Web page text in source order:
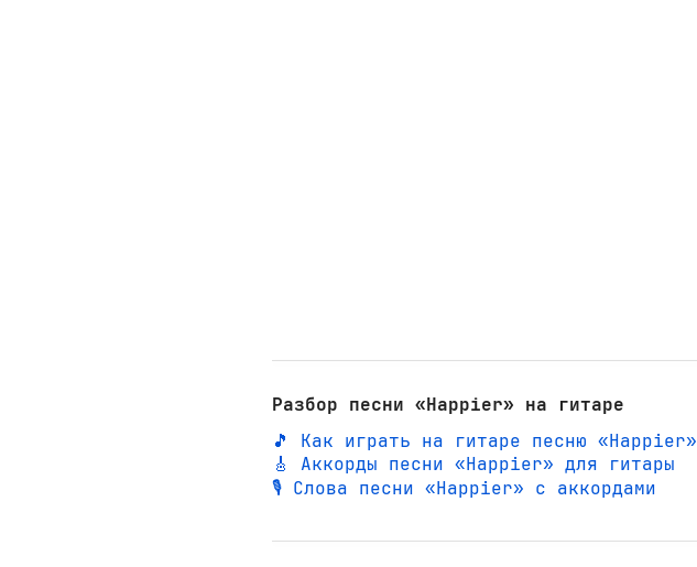
Разбор песни «Happier» на гитаре
🎵 Как играть на гитаре песню «Happier»
🎸 Аккорды песни «Happier» для гитары
🎙️ Слова песни «Happier» с аккордами